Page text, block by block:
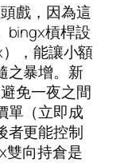
戲，因為這
bingx槓桿設
，能讓小額
之暴增。新
免一夜之間
單（立即成
者更能控制
雙向持倉是